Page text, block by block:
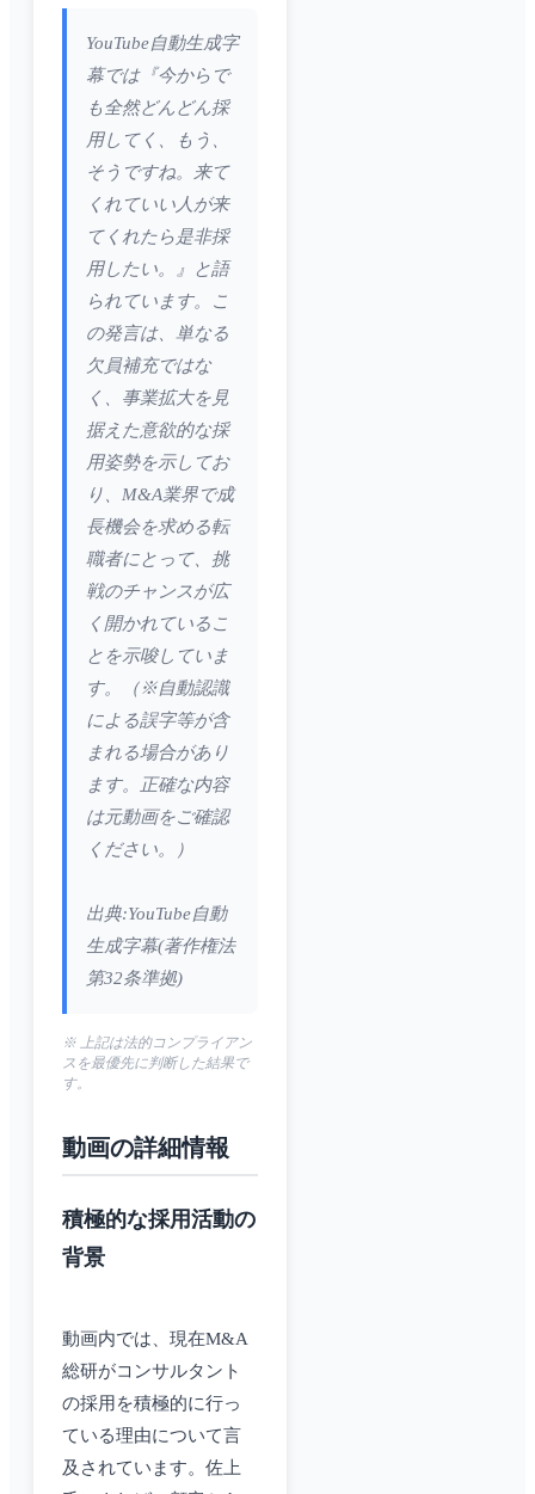
YouTube自動生成字
幕では『今からで
も全然どんどん採
用してく、もう、
そうですね。来て
くれていい人が来
てくれたら是非採
用したい。』と語
られています。こ
の発言は、単なる
欠員補充ではな
く、事業拡大を見
据えた意欲的な採
用姿勢を示してお
り、M&A業界で成
長機会を求める転
職者にとって、挑
戦のチャンスが広
く開かれているこ
とを示唆していま
す。（※自動認識
による誤字等が含
まれる場合があり
ます。正確な内容
は元動画をご確認
ください。）
出典:YouTube自動
生成字幕(著作権法
第32条準拠)
※ 上記は法的コンプライアン
スを最優先に判断した結果で
す。
動画の詳細情報
積極的な採用活動の
背景
動画内では、現在M&A
総研がコンサルタント
の採用を積極的に行っ
ている理由について言
及されています。佐上